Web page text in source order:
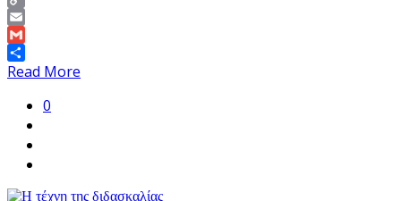
Copy
Link
Email
Gmail
Share
Read More
0